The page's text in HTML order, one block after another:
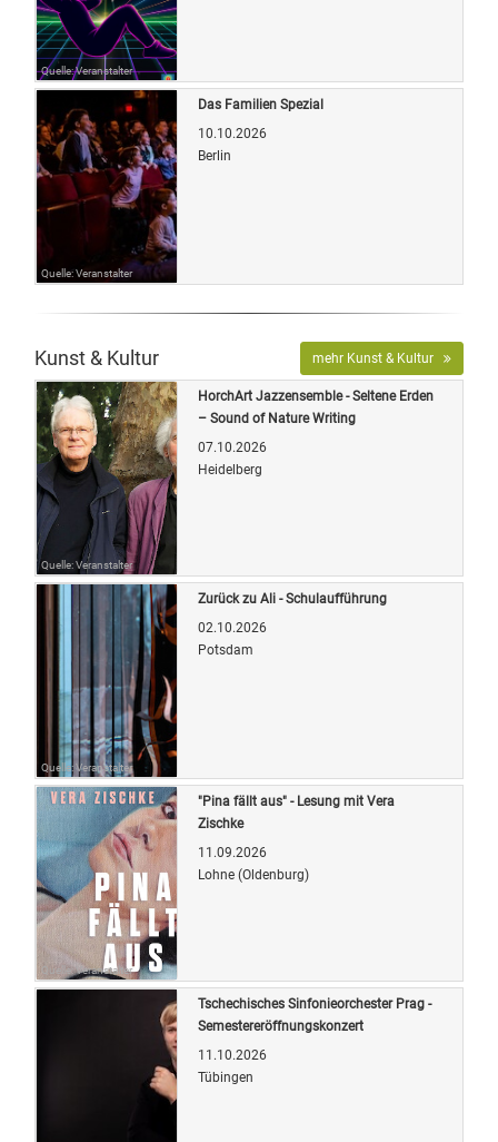
Quelle: Veranstalter
Quelle: Veranstalter
Das Familien Spezial
10.10.2026
Berlin
Kunst & Kultur mehr Kunst & Kultur
Quelle: Veranstalter
HorchArt Jazzensemble - Seltene Erden
– Sound of Nature Writing
07.10.2026
Heidelberg
Quelle: Veranstalter
Zurück zu Ali - Schulaufführung
02.10.2026
Potsdam
Quelle: Veranstalter
"Pina fällt aus" - Lesung mit Vera
Zischke
11.09.2026
Lohne (Oldenburg)
Tschechisches Sinfonieorchester Prag -
Semestereröffnungskonzert
11.10.2026
Tübingen